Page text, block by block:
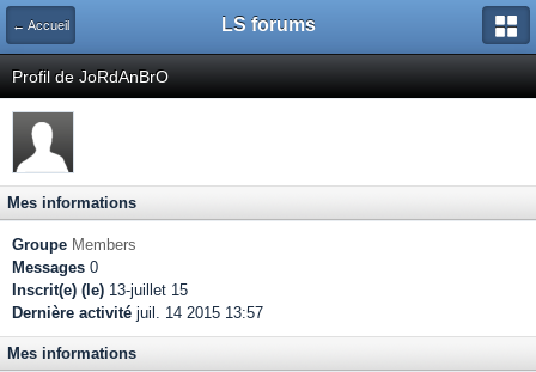
← Accueil LS forums
Profil de JoRdAnBrO
Mes informations
Groupe Members
Messages 0
Inscrit(e) (le) 13-juillet 15
Dernière activité juil. 14 2015 13:57
Mes informations